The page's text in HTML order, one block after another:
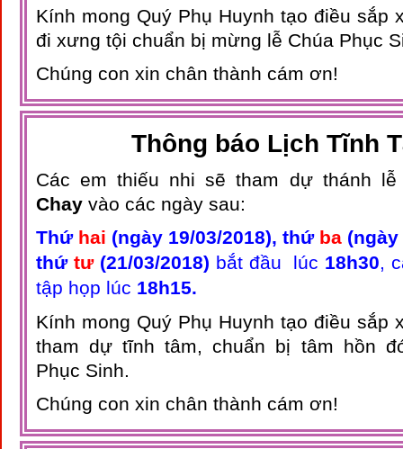
Kính mong Quý Phụ Huynh tạo điều sắp
đi xưng tội chuẩn bị mừng lễ Chúa Phục
Chúng con xin chân thành cám ơn!
Thông báo Lịch Tĩnh
Các em thiếu nhi sẽ tham dự thánh
Chay vào các ngày sau:
Thứ hai (ngày 19/03/2018), thứ ba (ngày
thứ tư(21/03/2018) bắt đầu lúc 18h30,
tập họp lúc 18h15.
Kính mong Quý Phụ Huynh tạo điều sắp
tham dự tĩnh tâm, chuẩn bị tâm hồn
Phục Sinh.
Chúng con xin chân thành cám ơn!